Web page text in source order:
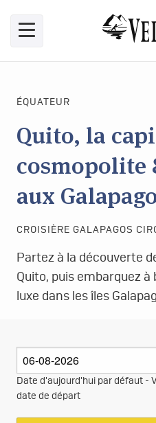
ÉQUATEUR
Quito, la
cosmopolite
aux
CROISIÈRE GALAPAGOS
Partez à la découverte
Quito, puis embarquez à
luxe dans les îles
Date d'aujourd'hui par défaut -
date de départ